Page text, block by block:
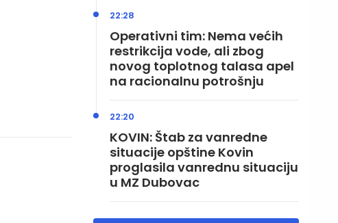
Operativni tim: Nema većih
restrikcija vode, ali zbog
novog toplotnog talasa apel
na racionalnu potrošnju
22:28
KOVIN: Štab za vanredne
situacije opštine Kovin
proglasila vanrednu situaciju
u MZ Dubovac
22:20